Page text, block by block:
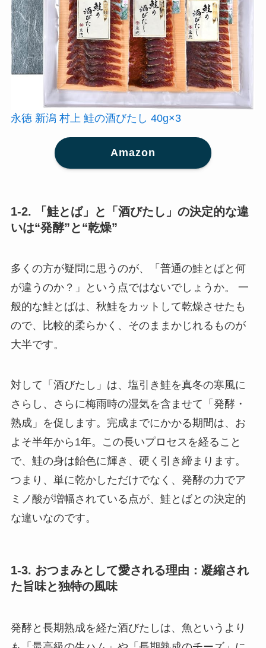
永徳 新潟 村上 鮭の酒びたし 40g×3
Amazon
1-2. 「鮭とば」と「酒びたし」の決定的な違
いは“発酵”と“乾燥”
多くの方が疑問に思うのが、「普通の鮭とばと何
が違うのか？」という点ではないでしょうか。 一
般的な鮭とばは、秋鮭をカットして乾燥させたも
ので、比較的柔らかく、そのままかじれるものが
大半です。
対して「酒びたし」は、塩引き鮭を真冬の寒風に
さらし、さらに梅雨時の湿気を含ませて「発酵・
熟成」を促します。完成までにかかる期間は、お
よそ半年から1年。この長いプロセスを経ること
で、鮭の身は飴色に輝き、硬く引き締まります。
つまり、単に乾かしただけでなく、発酵の力でア
ミノ酸が増幅されている点が、鮭とばとの決定的
な違いなのです。
1-3. おつまみとして愛される理由：凝縮され
た旨味と独特の風味
発酵と長期熟成を経た酒びたしは、魚というより